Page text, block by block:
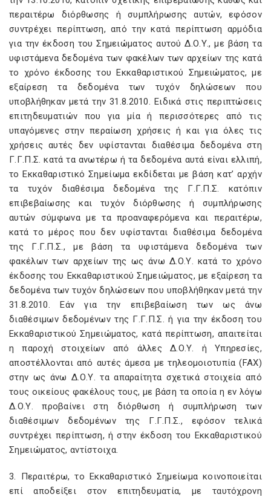
περαιτέρω διόρθωσης ή συμπλήρωσης αυτών, εφόσον
συντρέχει περίπτωση, από την κατά περίπτωση αρμόδια
για την έκδοση του Σημειώματος αυτού Δ.Ο.Υ., με βάση τα
υφιστάμενα δεδομένα των φακέλων των αρχείων της κατά
το χρόνο έκδοσης του Εκκαθαριστικού Σημειώματος, με
εξαίρεση τα δεδομένα των τυχόν δηλώσεων που
υποβλήθηκαν μετά την 31.8.2010. Ειδικά στις περιπτώσεις
επιτηδευματιών που για μία ή περισσότερες από τις
υπαγόμενες στην περαίωση χρήσεις ή και για όλες τις
χρήσεις αυτές δεν υφίστανται διαθέσιμα δεδομένα στη
Γ.Γ.Π.Σ. κατά τα ανωτέρω ή τα δεδομένα αυτά είναι ελλιπή,
το Εκκαθαριστικό Σημείωμα εκδίδεται με βάση κατ’ αρχήν
τα τυχόν διαθέσιμα δεδομένα της Γ.Γ.Π.Σ. κατόπιν
επιβεβαίωσης και τυχόν διόρθωσης ή συμπλήρωσης
αυτών σύμφωνα με τα προαναφερόμενα και περαιτέρω,
κατά το μέρος που δεν υφίστανται διαθέσιμα δεδομένα
της Γ.Γ.Π.Σ., με βάση τα υφιστάμενα δεδομένα των
φακέλων των αρχείων της ως άνω Δ.Ο.Υ. κατά το χρόνο
έκδοσης του Εκκαθαριστικού Σημειώματος, με εξαίρεση τα
δεδομένα των τυχόν δηλώσεων που υποβλήθηκαν μετά την
31.8.2010. Εάν για την επιβεβαίωση των ως άνω
διαθέσιμων δεδομένων της Γ.Γ.Π.Σ. ή για την έκδοση του
Εκκαθαριστικού Σημειώματος, κατά περίπτωση, απαιτείται
η παροχή στοιχείων από άλλες Δ.Ο.Υ. ή Υπηρεσίες,
αποστέλλονται από αυτές άμεσα με τηλεομοιοτυπία (FAX)
στην ως άνω Δ.Ο.Υ. τα απαραίτητα σχετικά στοιχεία από
τους οικείους φακέλους τους, με βάση τα οποία η εν λόγω
Δ.Ο.Υ. προβαίνει στη διόρθωση ή συμπλήρωση των
διαθέσιμων δεδομένων της Γ.Γ.Π.Σ., εφόσον τελικά
συντρέχει περίπτωση, ή στην έκδοση του Εκκαθαριστικού
Σημειώματος, αντίστοιχα.
3. Περαιτέρω, το Εκκαθαριστικό Σημείωμα κοινοποιείται
επί αποδείξει στον επιτηδευματία, με ταυτόχρονη